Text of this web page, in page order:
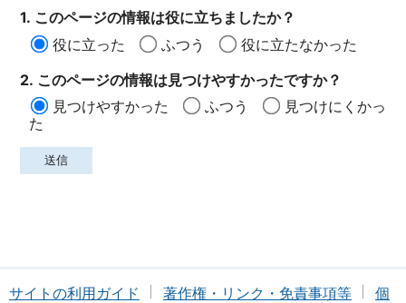
1. このページの情報は役に立ちましたか？
役に立った
ふつう
役に立たなかった
2. このページの情報は見つけやすかったですか？
見つけやすかった
ふつう
見つけにくかっ
た
サイトの利用ガイド 著作権・リンク・免責事項等
個